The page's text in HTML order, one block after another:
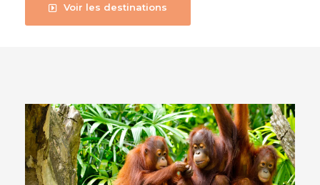
Voir les destinations